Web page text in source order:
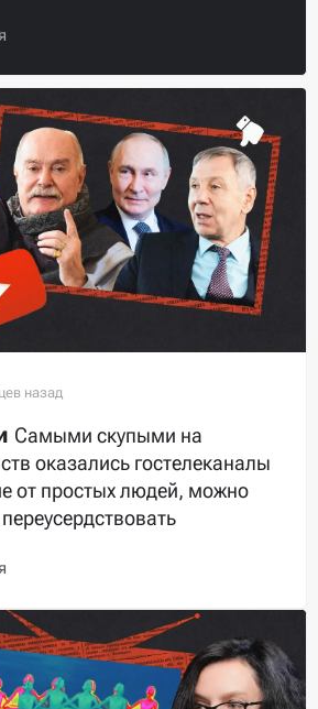
Самыми скупыми на
оказались гостелеканалы
от простых людей, можно